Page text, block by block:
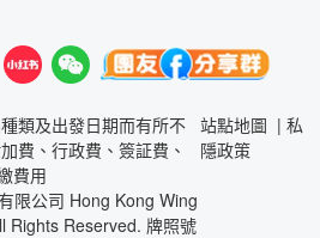
類及出發日期而有所不
費、行政費、簽証費、
費用
限公司 Hong Kong Wing
Rights Reserved. 牌照號
站點地圖 |私
隱政策